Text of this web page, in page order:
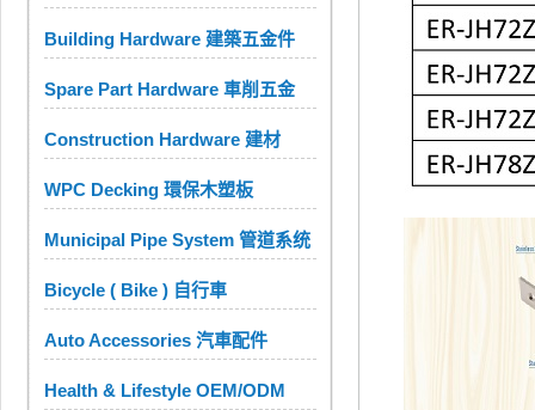
Building Hardware 建築五金件
Spare Part Hardware 車削五金
Construction Hardware 建材
WPC Decking 環保木塑板
Municipal Pipe System 管道系统
Bicycle ( Bike ) 自行車
Auto Accessories 汽車配件
Health & Lifestyle OEM/ODM